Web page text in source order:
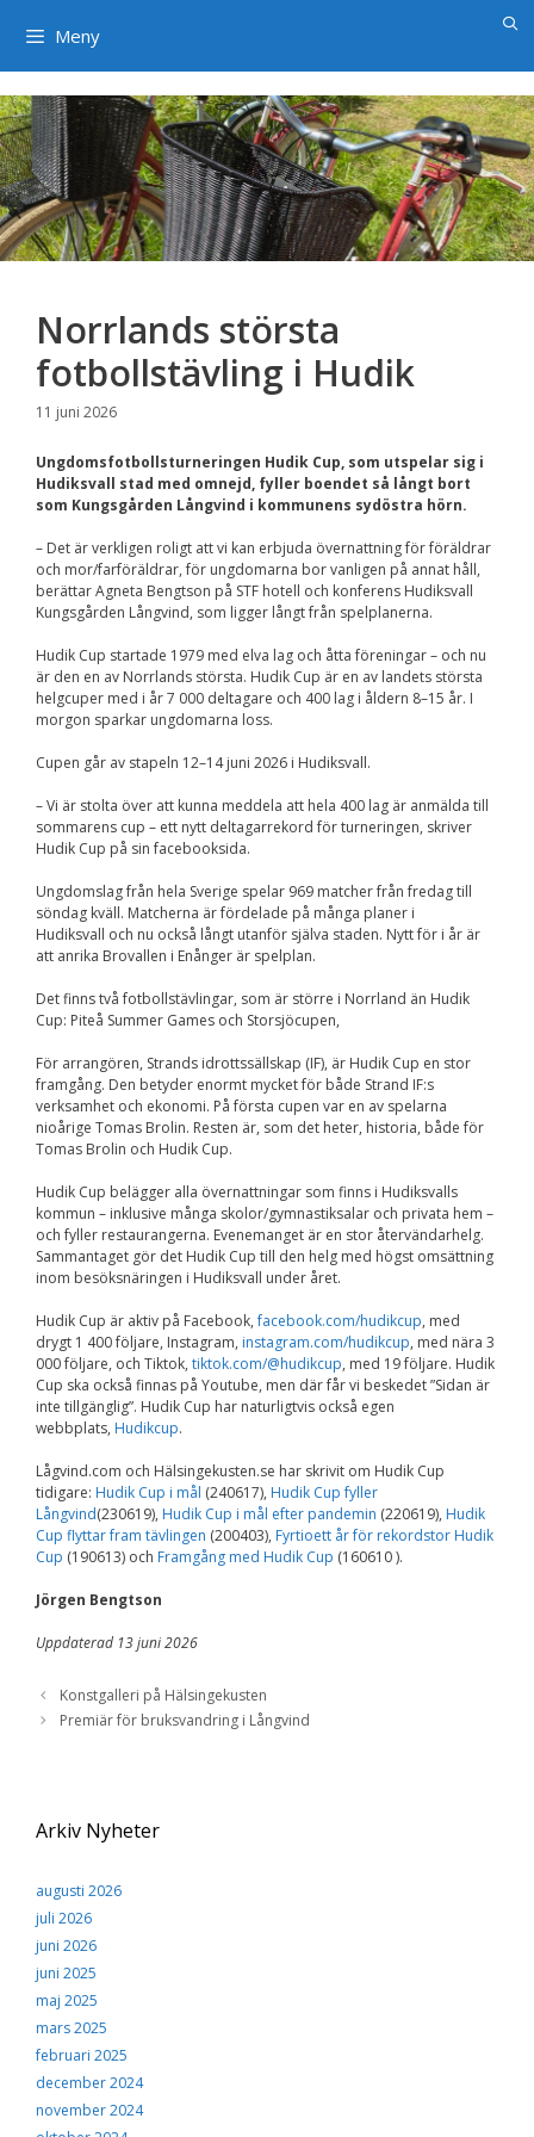
Meny
Norrlands största
fotbollstävling i Hudik
11 juni 2026
Ungdomsfotbollsturneringen Hudik Cup, som utspelar sig i
Hudiksvall stad med omnejd, fyller boendet så långt bort
som Kungsgården Långvind i kommunens sydöstra hörn.
– Det är verkligen roligt att vi kan erbjuda övernattning för föräldrar
och mor/farföräldrar, för ungdomarna bor vanligen på annat håll,
berättar Agneta Bengtson på STF hotell och konferens Hudiksvall
Kungsgården Långvind, som ligger långt från spelplanerna.
Hudik Cup startade 1979 med elva lag och åtta föreningar – och nu
är den en av Norrlands största. Hudik Cup är en av landets största
helgcuper med i år 7 000 deltagare och 400 lag i åldern 8–15 år. I
morgon sparkar ungdomarna loss.
Cupen går av stapeln 12–14 juni 2026 i Hudiksvall.
– Vi är stolta över att kunna meddela att hela 400 lag är anmälda till
sommarens cup – ett nytt deltagarrekord för turneringen, skriver
Hudik Cup på sin facebooksida.
Ungdomslag från hela Sverige spelar 969 matcher från fredag till
söndag kväll. Matcherna är fördelade på många planer i
Hudiksvall och nu också långt utanför själva staden. Nytt för i år är
att anrika Brovallen i Enånger är spelplan.
Det finns två fotbollstävlingar, som är större i Norrland än Hudik
Cup: Piteå Summer Games och Storsjöcupen,
För arrangören, Strands idrottssällskap (IF), är Hudik Cup en stor
framgång. Den betyder enormt mycket för både Strand IF:s
verksamhet och ekonomi. På första cupen var en av spelarna
nioårige Tomas Brolin. Resten är, som det heter, historia, både för
Tomas Brolin och Hudik Cup.
Hudik Cup belägger alla övernattningar som finns i Hudiksvalls
kommun – inklusive många skolor/gymnastiksalar och privata hem –
och fyller restaurangerna. Evenemanget är en stor återvändarhelg.
Sammantaget gör det Hudik Cup till den helg med högst omsättning
inom besöksnäringen i Hudiksvall under året.
Hudik Cup är aktiv på Facebook,facebook.com/hudikcup, med
drygt 1 400 följare, Instagram, instagram.com/hudikcup, med nära 3
000 följare, och Tiktok, tiktok.com/@hudikcup, med 19 följare. Hudik
Cup ska också finnas på Youtube, men där får vi beskedet ”Sidan är
inte tillgänglig”. Hudik Cup har naturligtvis också egen
webbplats, Hudikcup.
Lågvind.com och Hälsingekusten.se har skrivit om Hudik Cup
tidigare: Hudik Cup i mål (240617), Hudik Cup fyller
Långvind(230619), Hudik Cup i mål efter pandemin (220619), Hudik
Cup flyttar fram tävlingen (200403), Fyrtioett år för rekordstor Hudik
Cup (190613) och Framgång med Hudik Cup (160610 ).
Jörgen Bengtson
Uppdaterad 13 juni 2026
Konstgalleri på Hälsingekusten
Premiär för bruksvandring i Långvind
Arkiv Nyheter
augusti 2026
juli 2026
juni 2026
juni 2025
maj 2025
mars 2025
februari 2025
december 2024
november 2024
×
Nödvändiga
Dessa kakor går
inte att välja
bort. De behövs
hemsidan över
huvud taget
ska fungera.
Statistik
kunna
förbättra
och
uppbyggnad,
baserat på
hur
används.
Upplevelse
För att vår
hemsida ska
prestera så bra
besök. Om du
nekar de här
kakorna
kommer viss
funktionalitet
från
hemsidan.
Marknadsföring
och ditt beteende när
du surfar ökar du
chansen att få se
personligt anpassat
innehåll och